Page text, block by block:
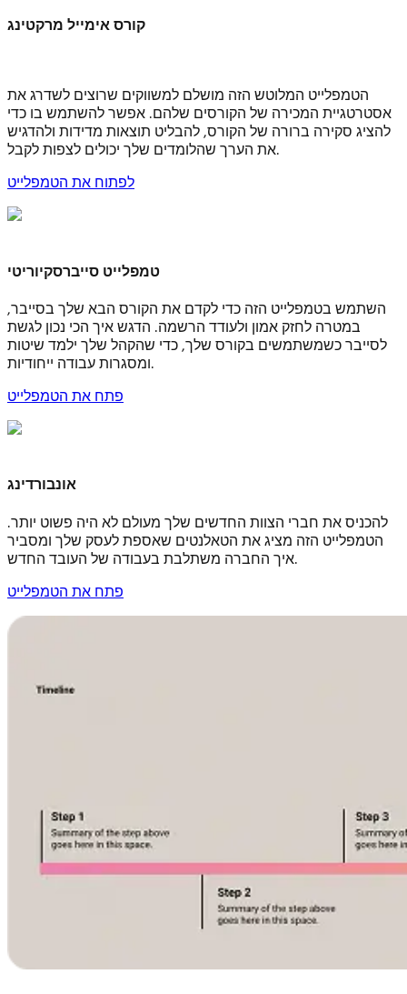
קורס אימייל מרקטינג
הטמפלייט המלוטש הזה מושלם למשווקים שרוצים לשדרג את
אסטרטגיית המכירה של הקורסים שלהם. אפשר להשתמש בו כדי
להציג סקירה ברורה של הקורס, להבליט תוצאות מדידות ולהדגיש
את הערך שהלומדים שלך יכולים לצפות לקבל.
לפתוח את הטמפלייט
טמפלייט סייברסקיוריטי
השתמש בטמפלייט הזה כדי לקדם את הקורס הבא שלך בסייבר,
במטרה לחזק אמון ולעודד הרשמה. הדגש איך הכי נכון לגשת
לסייבר כשמשתמשים בקורס שלך, כדי שהקהל שלך ילמד שיטות
ומסגרות עבודה ייחודיות.
פתח את הטמפלייט
אונבורדינג
להכניס את חברי הצוות החדשים שלך מעולם לא היה פשוט יותר.
הטמפלייט הזה מציג את הטאלנטים שאספת לעסק שלך ומסביר
איך החברה משתלבת בעבודה של העובד החדש.
פתח את הטמפלייט